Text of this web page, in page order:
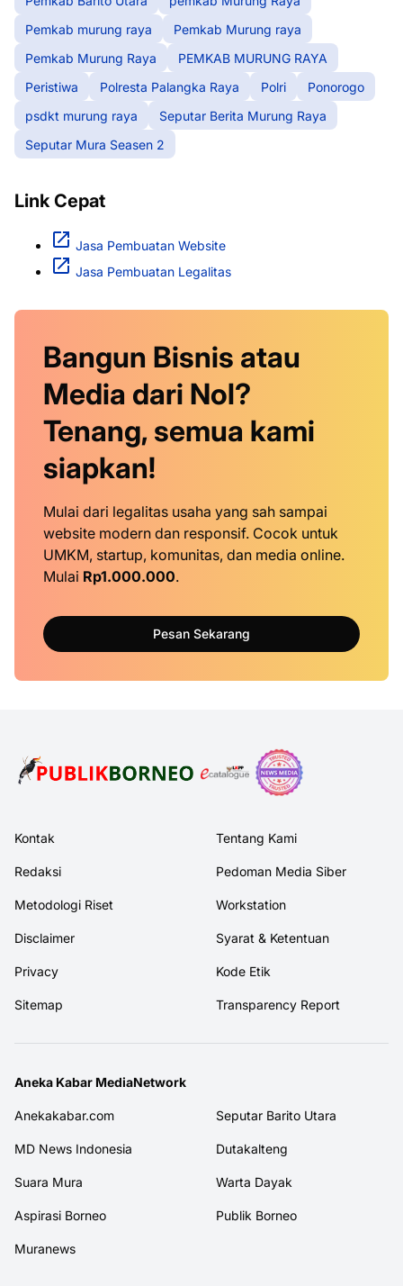
Pemkab murung raya
Pemkab Murung raya
Pemkab Murung Raya
PEMKAB MURUNG RAYA
Peristiwa
Polresta Palangka Raya Polri
Ponorogo
psdkt murung raya
Seputar Berita Murung Raya
Seputar Mura Seasen 2
Link Cepat
Jasa Pembuatan Website
Jasa Pembuatan Legalitas
Bangun Bisnis atau
Media dari Nol?
Tenang, semua kami
siapkan!
Mulai dari legalitas usaha yang sah sampai
website modern dan responsif. Cocok untuk
UMKM, startup, komunitas, dan media online.
Mulai Rp1.000.000.
Pesan Sekarang
Kontak Tentang Kami
Redaksi Pedoman Media Siber
Metodologi Riset Workstation
Disclaimer Syarat & Ketentuan
Privacy Kode Etik
Sitemap Transparency Report
Aneka Kabar MediaNetwork
Anekakabar.com Seputar Barito Utara
MD News Indonesia Dutakalteng
Suara Mura Warta Dayak
Aspirasi Borneo Publik Borneo
Muranews